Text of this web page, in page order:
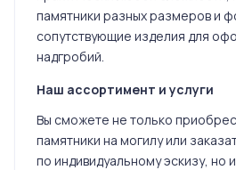
памятники разных размеров и
сопутствующие изделия для
надгробий.
Наш ассортимент и услуги
Вы сможете не только
памятники на могилу или
по индивидуальному эскизу, но